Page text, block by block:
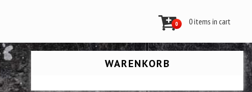
0 0 items in cart
WARENKORB